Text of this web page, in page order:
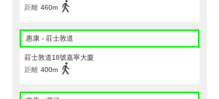
距離 460m
惠康 - 莊士敦道
莊士敦道18號嘉寧大廈
距離 400m